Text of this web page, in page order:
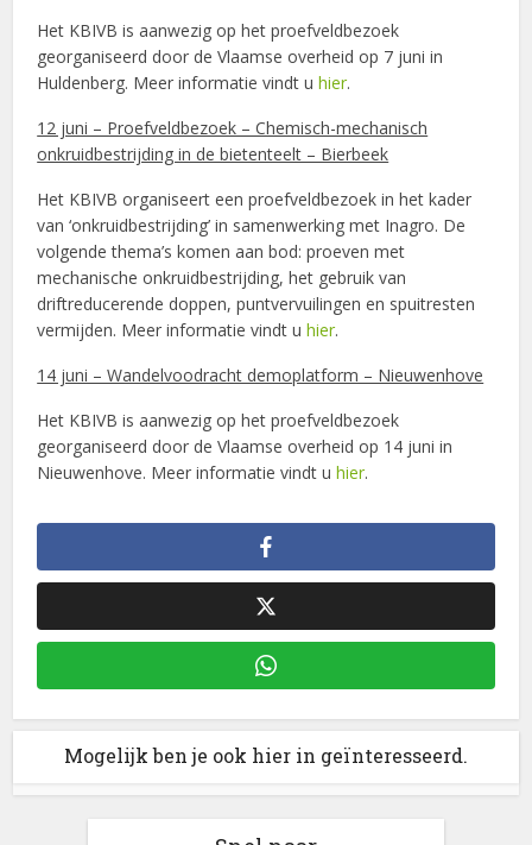
Het KBIVB is aanwezig op het proefveldbezoek
georganiseerd door de Vlaamse overheid op 7 juni in
Huldenberg. Meer informatie vindt uhier.
12 juni – Proefveldbezoek – Chemisch-mechanisch
onkruidbestrijding in de bietenteelt – Bierbeek
Het KBIVB organiseert een proefveldbezoek in het kader
van ‘onkruidbestrijding’ in samenwerking met Inagro. De
volgende thema’s komen aan bod: proeven met
mechanische onkruidbestrijding, het gebruik van
driftreducerende doppen, puntvervuilingen en spuitresten
vermijden. Meer informatie vindt uhier.
14 juni – Wandelvoodracht demoplatform – Nieuwenhove
Het KBIVB is aanwezig op het proefveldbezoek
georganiseerd door de Vlaamse overheid op 14 juni in
Nieuwenhove. Meer informatie vindt uhier.
Mogelijk ben je ook hier in geïnteresseerd.